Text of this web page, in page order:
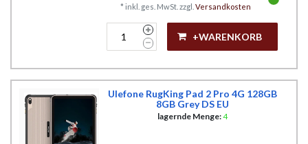
* inkl. ges. MwSt. zzgl. Versandkosten
+WARENKORB
Ulefone RugKing Pad 2 Pro 4G 128GB
8GB Grey DS EU
lagernde Menge:4